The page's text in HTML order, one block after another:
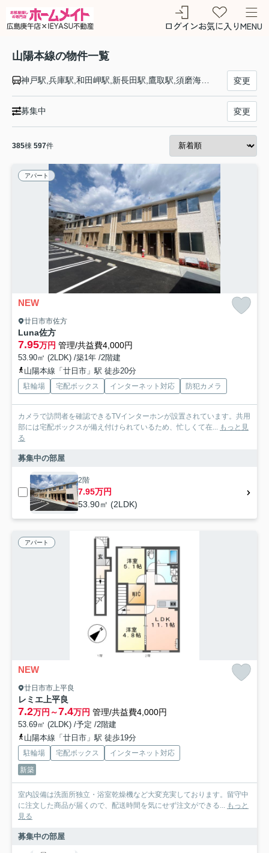
ログインお気に入りMENU
山陽本線の物件一覧
神戸駅,兵庫駅,和田岬駅,新長田駅,鷹取駅,須磨海浜公園駅,須磨駅,塩屋駅,垂水駅,舞子駅,朝霧駅,明石駅,西明石駅,大久保駅,魚住駅,土山駅,東加古川駅,加古川駅,宝殿駅,曽根駅,ひめじ別所駅,御着駅,東姫路駅,姫路駅,手柄山平和公園駅,英賀保駅,はりま勝原駅,網干駅,竜野駅,相生駅,有年駅,上郡駅,三石駅,吉永駅,和気駅,熊山駅,万富駅,瀬戸駅,上道駅,東岡山駅,高島駅,西川原駅,岡山駅,北長瀬駅,庭瀬駅,中庄駅,倉敷駅,西阿知駅,新倉敷駅,金光駅,鴨方駅,里庄駅,笠岡駅,大門駅,東福山駅,福山駅,備後赤坂駅,松永駅,東尾道駅,尾道駅,糸崎駅,三原駅,本郷駅,河内駅,入野駅,白市駅,西高屋駅,西条駅,寺家駅,八本松駅,瀬野駅,中野東駅,安芸中野駅,海田市駅,向洋駅,天神川駅,広島駅,新白島駅,横川駅,西広島駅,新井口駅,五日市駅,廿日市駅,宮内串戸駅,阿品駅,宮島口駅,前空駅,大野浦駅,玖波駅,大竹駅,和木駅,岩国駅,南岩国駅,藤生駅,通津駅,由宇駅,神代駅,大畠駅,柳井港駅,柳井駅,田布施駅,岩田駅,島田駅,光駅,下松駅,櫛ケ浜駅,徳山駅,新南陽駅,福川駅,戸田駅,富海駅,防府駅,大道駅,四辻駅,新山口駅,嘉川駅,本由良駅,厚東駅,宇部駅,小野田駅,厚狭駅,埴生駅,小月駅,長府駅,新下関駅,幡生駅,下関駅,門司駅 変更
募集中 変更
385棟 597件
アパート
NEW
廿日市市佐方
Luna佐方
7.95万円 管理/共益費4,000円
53.90㎡ (2LDK) /築1年 /2階建
山陽本線「廿日市」駅 徒歩20分
駐輪場 宅配ボックス インターネット対応 防犯カメラ
カメラで訪問者を確認できるTVインターホンが設置されています。共用
部には宅配ボックスが備え付けられているため、忙しくて在...
もっと見
る
募集中の部屋
2階
7.95万円
53.90㎡ (2LDK)
アパート
NEW
廿日市市上平良
レミエ上平良
7.2万円～7.4万円 管理/共益費4,000円
53.69㎡ (2LDK) /予定 /2階建
山陽本線「廿日市」駅 徒歩19分
駐輪場 宅配ボックス
インターネット対応
新築
室内設備は洗面所独立・浴室乾燥機など大変充実しております。留守中
に注文した商品が届くので、配送時間を気にせず注文ができる...
もっと
見る
募集中の部屋